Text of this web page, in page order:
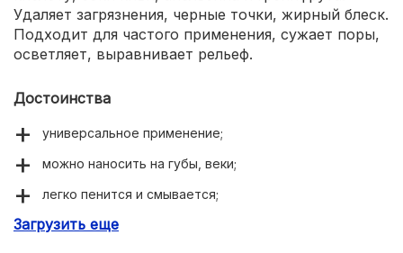
Удаляет загрязнения, черные точки, жирный блеск.
Подходит для частого применения, сужает поры,
осветляет, выравнивает рельеф.
Достоинства
универсальное применение;
можно наносить на губы, веки;
легко пенится и смывается;
нет ощущения стянутости или липкости;
Загрузить еще